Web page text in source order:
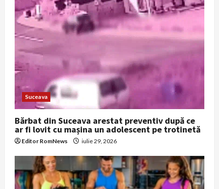
Suceava
Bărbat din Suceava arestat preventiv după ce
ar fi lovit cu mașina un adolescent pe trotinetă
Editor RomNews iulie 29, 2026